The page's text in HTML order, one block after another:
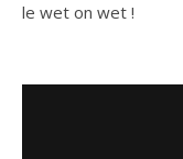
le wet on wet !